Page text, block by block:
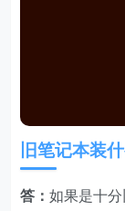
旧笔记本装
答：如果是十